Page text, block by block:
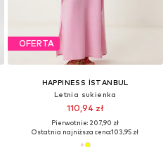
OFERTA
HAPPINESS İSTANBUL
Letnia sukienka
110,94 zł
Pierwotnie: 207,90 zł
Ostatnia najniższa cena:103,95 zł